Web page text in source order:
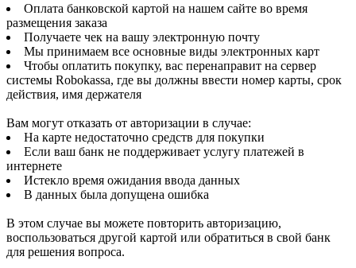
Оплата банковской картой на нашем сайте во время
размещения заказа
Получаете чек на вашу электронную почту
Мы принимаем все основные виды электронных карт
Чтобы оплатить покупку, вас перенаправит на сервер
системы Robokassa, где вы должны ввести номер карты, срок
действия, имя держателя
Вам могут отказать от авторизации в случае:
На карте недостаточно средств для покупки
Если ваш банк не поддерживает услугу платежей в
интернете
Истекло время ожидания ввода данных
В данных была допущена ошибка
В этом случае вы можете повторить авторизацию,
воспользоваться другой картой или обратиться в свой банк
для решения вопроса.